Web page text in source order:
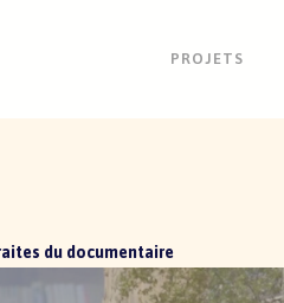
PROJETS
du documentaire